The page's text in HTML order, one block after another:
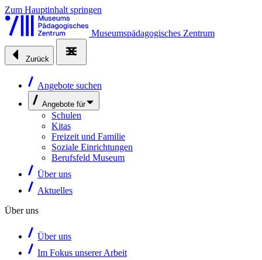
Zum Hauptinhalt springen
Museumspädagogisches Zentrum
Zurück
Angebote suchen
Angebote für
Schulen
Kitas
Freizeit und Familie
Soziale Einrichtungen
Berufsfeld Museum
Über uns
Aktuelles
Über uns
Über uns
Im Fokus unserer Arbeit